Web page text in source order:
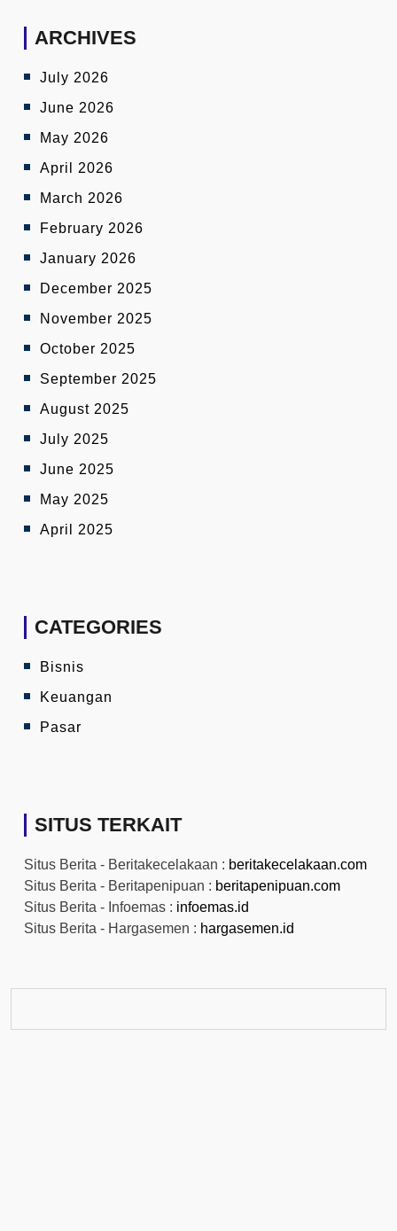
ARCHIVES
July 2026
June 2026
May 2026
April 2026
March 2026
February 2026
January 2026
December 2025
November 2025
October 2025
September 2025
August 2025
July 2025
June 2025
May 2025
April 2025
CATEGORIES
Bisnis
Keuangan
Pasar
SITUS TERKAIT
Situs Berita - Beritakecelakaan : beritakecelakaan.com
Situs Berita - Beritapenipuan : beritapenipuan.com
Situs Berita - Infoemas : infoemas.id
Situs Berita - Hargasemen : hargasemen.id